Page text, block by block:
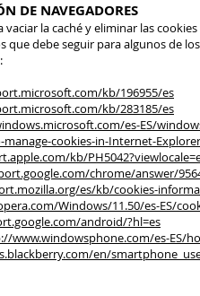
DE NAVEGADORES
vaciar la caché y eliminar las
que debe seguir para algunos de
kb/196955/es
kb/283185/es
es-ES/
cookies-in-Internet-
kb/
chrome/answer/
es/kb/cookies-
Windows/11.50/es-ES/
android/?hl=es
www.windowsphone.com/es-ES/
en/